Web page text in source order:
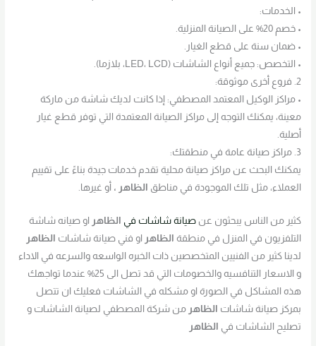
• الخدمات:
• خصم 20% على الصيانة المنزلية.
• ضمان سنة على قطع الغيار.
• التخصص: جميع أنواع الشاشات (LED، LCD، بلازما).
2. فروع أخرى موثوقة:
• مراكز الوكيل المعتمد المصطفي: إذا كانت لديك شاشة من ماركة
معينة، يمكنك التوجه إلى مراكز الصيانة المعتمدة التي توفر قطع غيار
أصلية.
3. مراكز صيانة عامة في منطقتك:
يمكنك البحث عن مراكز صيانة محلية تقدم خدمات جيدة بناءً على تقييم
العملاء، مثل تلك الموجودة في مناطق الظاهر ، أو غيرها.
كثير من الناس يبحثون عنصيانة شاشات في الظاهر او صيانه شاشة
التلفزيون في المنزل في منطقة الظاهر او فني صيانة شاشات الظاهر
لدينا كثير من الفنيين المتخصصين ذات الخبره الواسعه والسرعه في الاداء
و الاسعار التنافسيه والخصومات التي قد تصل الى 25% عندما تواجهك
هذه المشاكل في الصورة او مشكله في الشاشات فعليك ان تتصل
بمركز صيانة شاشات الظاهر من شركة المصطفي لصيانة الشاشات و
تصليح الشاشات في الظاهر